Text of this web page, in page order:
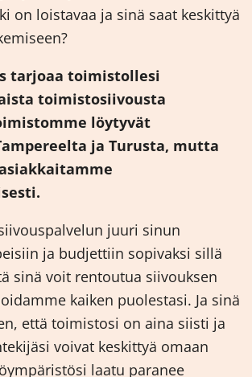
on loistavaa ja sinä saat keskittyä
tarjoaa toimistollesi
toimistosiivousta
löytyvät
ja Turusta, mutta
juuri sinun
ja budjettiin sopivaksi sillä
sinä voit rentoutua siivouksen
kaiken puolestasi. Ja sinä
että toimistosi on aina siisti ja
voivat keskittyä omaan
laatu paranee